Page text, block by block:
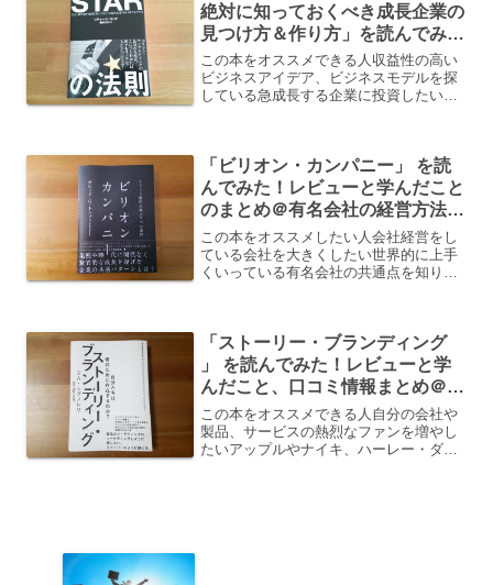
絶対に知っておくべき成長企業の
見つけ方＆作り方」を読んでみ
た！レビューと学んだことまとめ
この本をオススメできる人収益性の高い
ビジネスアイデア、ビジネスモデルを探
している急成長する企業に投資したい
法則」をチェックする
「ビリオン・カンパニー」 を読
んでみた！レビューと学んだこと
のまとめ＠有名会社の経営方法、
上手くいっている会社の共通点と
は？
この本をオススメしたい人会社経営をし
ている会社を大きくしたい世界的に上手
くいっている有名会社の共通点を知り、
「ストーリー・ブランディング
」 を読んでみた！レビューと学
んだこと、口コミ情報まとめ＠熱
狂的なファンを生み出す「ブラン
ド」の語り方
この本をオススメできる人自分の会社や
製品、サービスの熱烈なファンを増やし
たいアップルやナイキ、ハーレー・ダビ